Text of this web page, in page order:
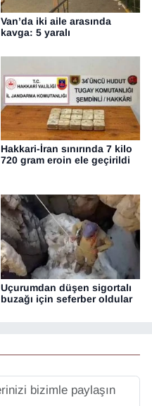
Van’da iki aile arasında
kavga: 5 yaralı
Hakkari-İran sınırında 7 kilo
720 gram eroin ele geçirildi
Uçurumdan düşen sigortalı
buzağı için seferber oldular